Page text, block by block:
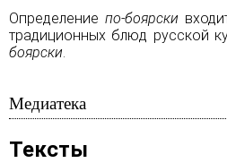
Определение по-боярски
традиционных блюд русской
боярски.
Медиатека
Тексты